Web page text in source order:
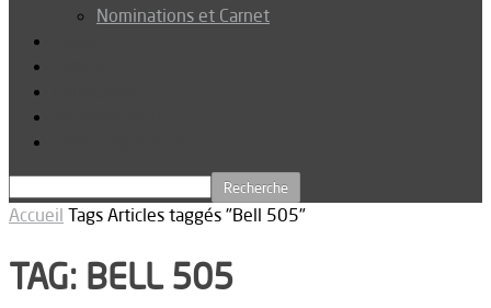
Nominations et Carnet
Accueil Tags Articles taggés "Bell 505"
TAG: BELL 505